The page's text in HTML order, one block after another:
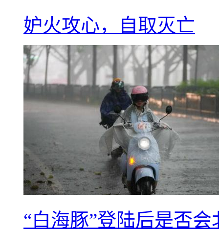
妒火攻心，自取灭亡
“白海豚”登陆后是否